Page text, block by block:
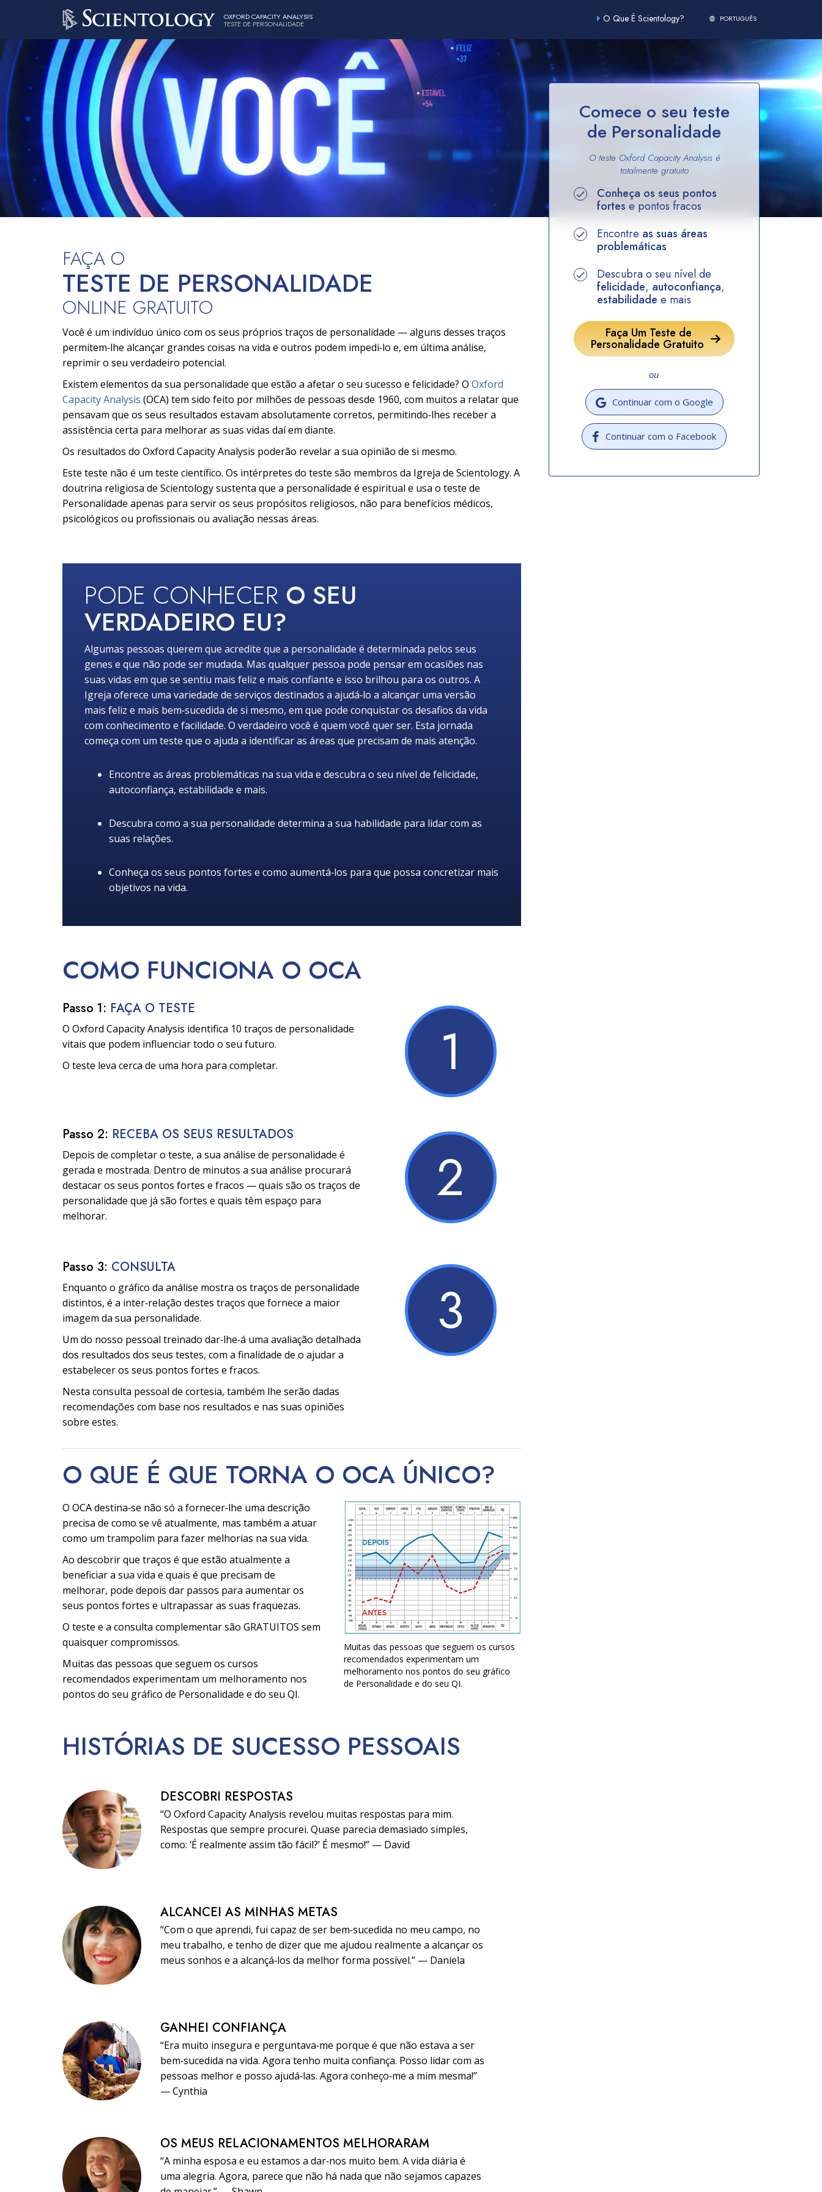
OXFORD CAPACITY ANALYSIS
TESTE DE PERSONALIDADE O Que É Scientology? PORTUGUÊS
Comece o seu teste
de Personalidade
O teste Oxford Capacity Analysis é
totalmente gratuito
Conheça os seus pontos
fortes e pontos fracos
Encontre as suas áreas
problemáticas
Descubra o seu nível de
felicidade, autoconfiança,
estabilidade e mais
Faça Um Teste de
Personalidade Gratuito
ou
Continuar com o Google
Continuar com o Facebook
FAÇA O
TESTE DE PERSONALIDADE
ONLINE GRATUITO
Você é um indivíduo único com os seus próprios traços de personalidade — alguns desses traços
permitem‑lhe alcançar grandes coisas na vida e outros podem impedi‑lo e, em última análise,
reprimir o seu verdadeiro potencial.
Existem elementos da sua personalidade que estão a afetar o seu sucesso e felicidade? O Oxford
Capacity Analysis (OCA) tem sido feito por milhões de pessoas desde 1960, com muitos a relatar que
pensavam que os seus resultados estavam absolutamente corretos, permitindo‑lhes receber a
assistência certa para melhorar as suas vidas daí em diante.
Os resultados do Oxford Capacity Analysis poderão revelar a sua opinião de si mesmo.
Este teste não é um teste científico. Os intérpretes do teste são membros da Igreja de Scientology. A
doutrina religiosa de Scientology sustenta que a personalidade é espiritual e usa o teste de
Personalidade apenas para servir os seus propósitos religiosos, não para benefícios médicos,
psicológicos ou profissionais ou avaliação nessas áreas.
PODE CONHECER O SEU
VERDADEIRO EU?
Algumas pessoas querem que acredite que a personalidade é determinada pelos seus
genes e que não pode ser mudada. Mas qualquer pessoa pode pensar em ocasiões nas
suas vidas em que se sentiu mais feliz e mais confiante e isso brilhou para os outros. A
Igreja oferece uma variedade de serviços destinados a ajudá‑lo a alcançar uma versão
mais feliz e mais bem‑sucedida de si mesmo, em que pode conquistar os desafios da vida
com conhecimento e facilidade. O verdadeiro você é quem você quer ser. Esta jornada
começa com um teste que o ajuda a identificar as áreas que precisam de mais atenção.
Encontre as áreas problemáticas na sua vida e descubra o seu nível de felicidade,
autoconfiança, estabilidade e mais.
Descubra como a sua personalidade determina a sua habilidade para lidar com as
suas relações.
Conheça os seus pontos fortes e como aumentá‑los para que possa concretizar mais
objetivos na vida.
COMO FUNCIONA O OCA
Passo 1: FAÇA O TESTE
O Oxford Capacity Analysis identifica 10 traços de personalidade
vitais que podem influenciar todo o seu futuro.
O teste leva cerca de uma hora para completar.
1
Passo 2: RECEBA OS SEUS RESULTADOS
Depois de completar o teste, a sua análise de personalidade é
gerada e mostrada. Dentro de minutos a sua análise procurará
destacar os seus pontos fortes e fracos — quais são os traços de
personalidade que já são fortes e quais têm espaço para
melhorar.
2
Passo 3: CONSULTA
Enquanto o gráfico da análise mostra os traços de personalidade
distintos, é a inter‑relação destes traços que fornece a maior
imagem da sua personalidade.
Um do nosso pessoal treinado dar‑lhe‑á uma avaliação detalhada
dos resultados dos seus testes, com a finalidade de o ajudar a
estabelecer os seus pontos fortes e fracos.
Nesta consulta pessoal de cortesia, também lhe serão dadas
recomendações com base nos resultados e nas suas opiniões
sobre estes.
3
O QUE É QUE TORNA O OCA ÚNICO?
O OCA destina‑se não só a fornecer‑lhe uma descrição
precisa de como se vê atualmente, mas também a atuar
como um trampolim para fazer melhorias na sua vida.
Ao descobrir que traços é que estão atualmente a
beneficiar a sua vida e quais é que precisam de
melhorar, pode depois dar passos para aumentar os
seus pontos fortes e ultrapassar as suas fraquezas.
O teste e a consulta complementar são GRATUITOS sem
quaisquer compromissos.
Muitas das pessoas que seguem os cursos
recomendados experimentam um melhoramento nos
pontos do seu gráfico de Personalidade e do seu QI.
Muitas das pessoas que seguem os cursos
recomendados experimentam um
melhoramento nos pontos do seu gráfico
de Personalidade e do seu QI.
HISTÓRIAS DE SUCESSO PESSOAIS
DESCOBRI RESPOSTAS
“O Oxford Capacity Analysis revelou muitas respostas para mim.
Respostas que sempre procurei. Quase parecia demasiado simples,
como: ‘É realmente assim tão fácil?’ É mesmo!” — David
ALCANCEI AS MINHAS METAS
“Com o que aprendi, fui capaz de ser bem‑sucedida no meu campo, no
meu trabalho, e tenho de dizer que me ajudou realmente a alcançar os
meus sonhos e a alcançá‑los da melhor forma possível.” — Daniela
GANHEI CONFIANÇA
“Era muito insegura e perguntava‑me porque é que não estava a ser
bem‑sucedida na vida. Agora tenho muita confiança. Posso lidar com as
pessoas melhor e posso ajudá‑las. Agora conheço‑me a mim mesma!”
— Cynthia
OS MEUS RELACIONAMENTOS MELHORARAM
“A minha esposa e eu estamos a dar‑nos muito bem. A vida diária é
uma alegria. Agora, parece que não há nada que não sejamos capazes